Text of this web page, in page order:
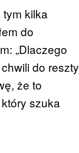
kilka
do
„Dlaczego
do reszty
że to
szuka